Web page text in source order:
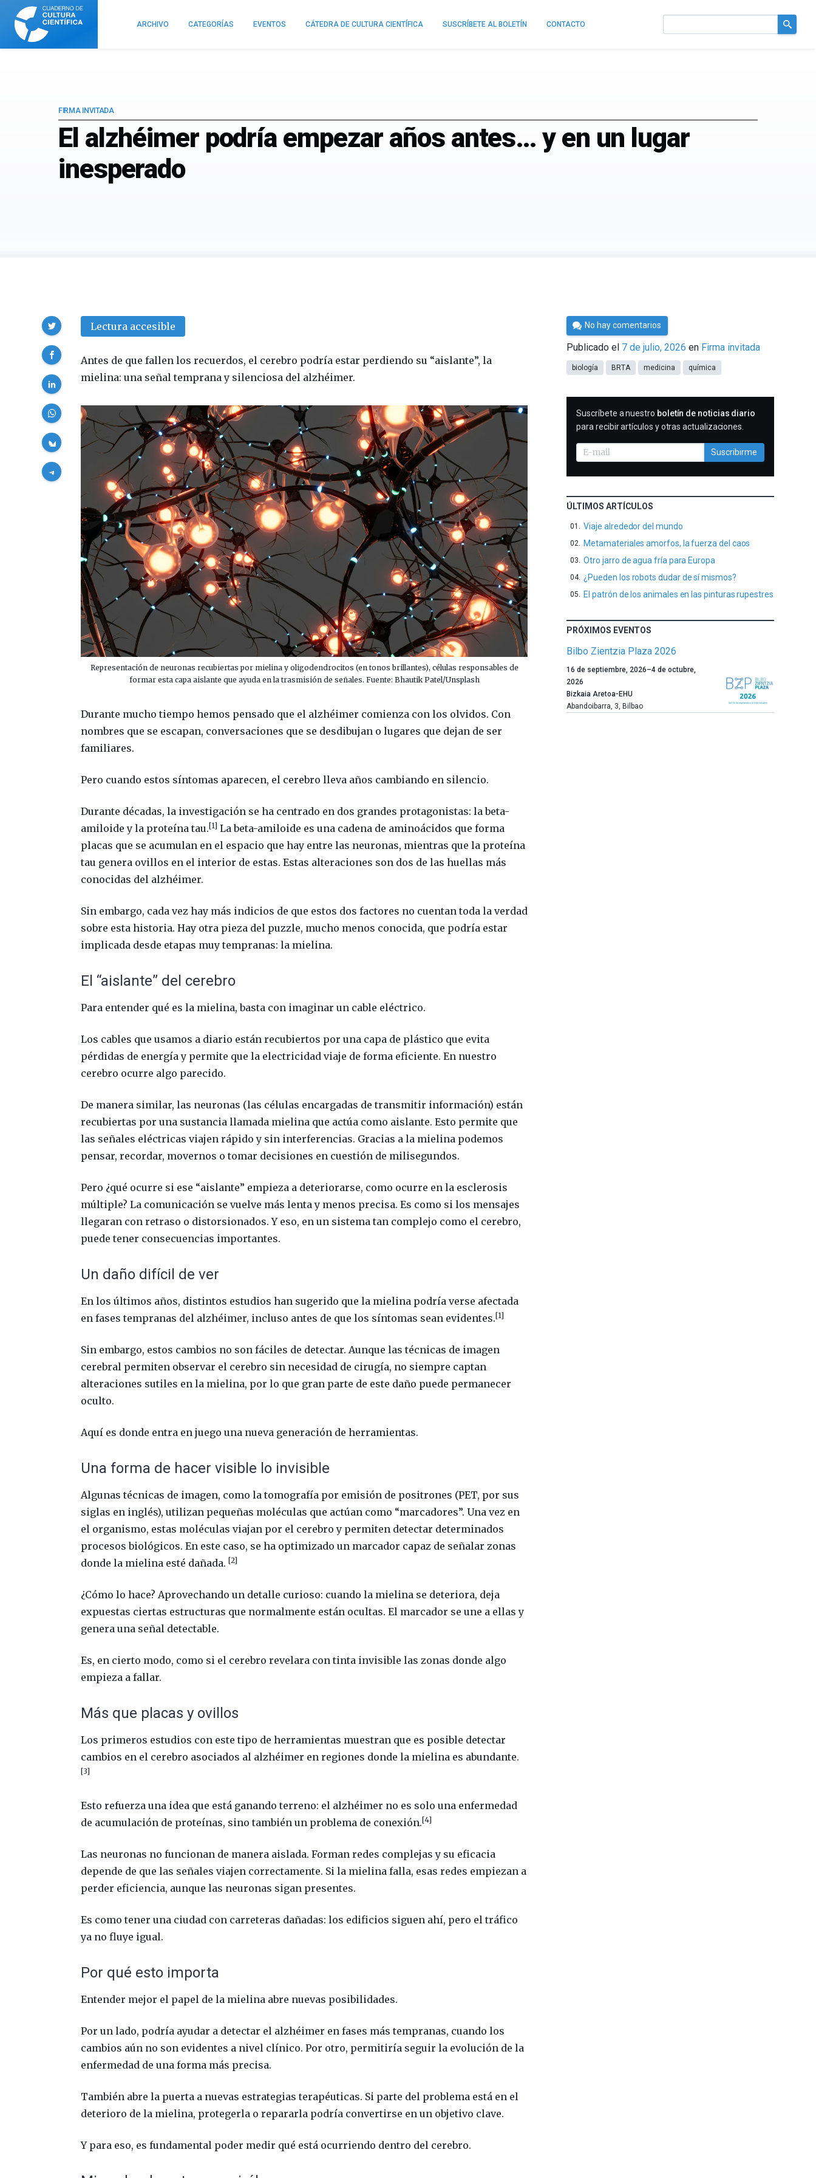
Cuaderno
Cultura
Científica
ARCHIVO CATEGORÍAS EVENTOS CÁTEDRA DE CULTURA CIENTÍFICA SUSCRÍBETE AL BOLETÍN CONTACTO
El alzhéimer podría empezar años antes… y en un lugar
inesperado
FIRMA INVITADA
Lectura accesible
Antes de que fallen los recuerdos, el cerebro podría estar perdiendo su “aislante”, la
mielina: una señal temprana y silenciosa del alzhéimer.
Representación de neuronas recubiertas por mielina y oligodendrocitos (en tonos brillantes), células responsables de
formar esta capa aislante que ayuda en la trasmisión de señales. Fuente: Bhautik Patel/Unsplash
Durante mucho tiempo hemos pensado que el alzhéimer comienza con los olvidos. Con
nombres que se escapan, conversaciones que se desdibujan o lugares que dejan de ser
familiares.
Pero cuando estos síntomas aparecen, el cerebro lleva años cambiando en silencio.
Durante décadas, la investigación se ha centrado en dos grandes protagonistas: la beta-
amiloide y la proteína tau.[1] La beta-amiloide es una cadena de aminoácidos que forma
placas que se acumulan en el espacio que hay entre las neuronas, mientras que la proteína
tau genera ovillos en el interior de estas. Estas alteraciones son dos de las huellas más
conocidas del alzhéimer.
Sin embargo, cada vez hay más indicios de que estos dos factores no cuentan toda la verdad
sobre esta historia. Hay otra pieza del puzzle, mucho menos conocida, que podría estar
implicada desde etapas muy tempranas: la mielina.
El “aislante” del cerebro
Para entender qué es la mielina, basta con imaginar un cable eléctrico.
Los cables que usamos a diario están recubiertos por una capa de plástico que evita
pérdidas de energía y permite que la electricidad viaje de forma eficiente. En nuestro
cerebro ocurre algo parecido.
De manera similar, las neuronas (las células encargadas de transmitir información) están
recubiertas por una sustancia llamada mielina que actúa como aislante. Esto permite que
las señales eléctricas viajen rápido y sin interferencias. Gracias a la mielina podemos
pensar, recordar, movernos o tomar decisiones en cuestión de milisegundos.
Pero ¿qué ocurre si ese “aislante” empieza a deteriorarse, como ocurre en la esclerosis
múltiple? La comunicación se vuelve más lenta y menos precisa. Es como si los mensajes
llegaran con retraso o distorsionados. Y eso, en un sistema tan complejo como el cerebro,
puede tener consecuencias importantes.
Un daño difícil de ver
En los últimos años, distintos estudios han sugerido que la mielina podría verse afectada
en fases tempranas del alzhéimer, incluso antes de que los síntomas sean evidentes.[1]
Sin embargo, estos cambios no son fáciles de detectar. Aunque las técnicas de imagen
cerebral permiten observar el cerebro sin necesidad de cirugía, no siempre captan
alteraciones sutiles en la mielina, por lo que gran parte de este daño puede permanecer
oculto.
Aquí es donde entra en juego una nueva generación de herramientas.
Una forma de hacer visible lo invisible
Algunas técnicas de imagen, como la tomografía por emisión de positrones (PET, por sus
siglas en inglés), utilizan pequeñas moléculas que actúan como “marcadores”. Una vez en
el organismo, estas moléculas viajan por el cerebro y permiten detectar determinados
procesos biológicos. En este caso, se ha optimizado un marcador capaz de señalar zonas
donde la mielina esté dañada.[2]
¿Cómo lo hace? Aprovechando un detalle curioso: cuando la mielina se deteriora, deja
expuestas ciertas estructuras que normalmente están ocultas. El marcador se une a ellas y
genera una señal detectable.
Es, en cierto modo, como si el cerebro revelara con tinta invisible las zonas donde algo
empieza a fallar.
Más que placas y ovillos
Los primeros estudios con este tipo de herramientas muestran que es posible detectar
cambios en el cerebro asociados al alzhéimer en regiones donde la mielina es abundante.
[3]
Esto refuerza una idea que está ganando terreno: el alzhéimer no es solo una enfermedad
de acumulación de proteínas, sino también un problema de conexión.[4]
Las neuronas no funcionan de manera aislada. Forman redes complejas y su eficacia
depende de que las señales viajen correctamente. Si la mielina falla, esas redes empiezan a
perder eficiencia, aunque las neuronas sigan presentes.
Es como tener una ciudad con carreteras dañadas: los edificios siguen ahí, pero el tráfico
ya no fluye igual.
Por qué esto importa
Entender mejor el papel de la mielina abre nuevas posibilidades.
Por un lado, podría ayudar a detectar el alzhéimer en fases más tempranas, cuando los
cambios aún no son evidentes a nivel clínico. Por otro, permitiría seguir la evolución de la
enfermedad de una forma más precisa.
También abre la puerta a nuevas estrategias terapéuticas. Si parte del problema está en el
deterioro de la mielina, protegerla o repararla podría convertirse en un objetivo clave.
Y para eso, es fundamental poder medir qué está ocurriendo dentro del cerebro.
Compartir
Por
César
Tomé
No hay comentarios
Publicado el 7 de julio, 2026 en Firma invitada
biología BRTA medicina química
SUSCRIBIRME
Suscríbete a nuestro boletín de noticias diario
para recibir artículos y otras actualizaciones.
Suscribirme
ÚLTIMOS ARTÍCULOS
Viaje alrededor del mundo
Metamateriales amorfos, la fuerza del caos
Otro jarro de agua fría para Europa
¿Pueden los robots dudar de sí mismos?
El patrón de los animales en las pinturas rupestres
PRÓXIMOS EVENTOS
Bilbo Zientzia Plaza 2026
Un
año
más,
Bilbao
16 de septiembre, 2026–4 de octubre,
2026
Bizkaia Aretoa-EHU
Abandoibarra, 3, Bilbao